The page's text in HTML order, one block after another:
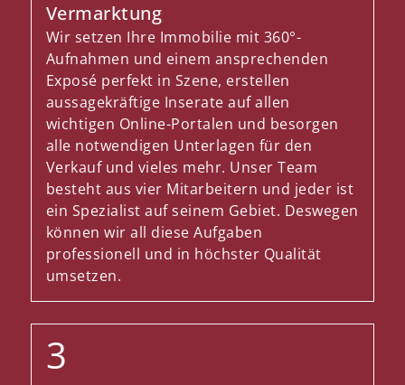
Vermarktung
Wir setzen Ihre Immobilie mit 360°-
Aufnahmen und einem ansprechenden
Exposé perfekt in Szene, erstellen
aussagekräftige Inserate auf allen
wichtigen Online-Portalen und besorgen
alle notwendigen Unterlagen für den
Verkauf und vieles mehr. Unser Team
besteht aus vier Mitarbeitern und jeder ist
ein Spezialist auf seinem Gebiet. Deswegen
können wir all diese Aufgaben
professionell und in höchster Qualität
umsetzen.